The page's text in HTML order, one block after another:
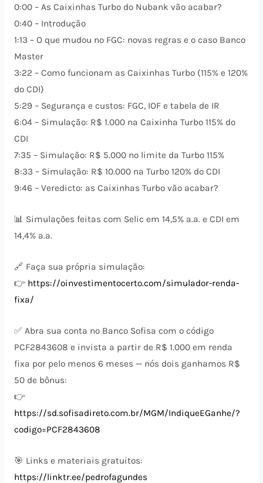
0:00 – As Caixinhas Turbo do Nubank vão acabar?
0:40 – Introdução
1:13 – O que mudou no FGC: novas regras e o caso Banco
Master
3:22 – Como funcionam as Caixinhas Turbo (115% e 120%
do CDI)
5:29 – Segurança e custos: FGC, IOF e tabela de IR
6:04 – Simulação: R$ 1.000 na Caixinha Turbo 115% do
CDI
7:35 – Simulação: R$ 5.000 no limite da Turbo 115%
8:33 – Simulação: R$ 10.000 na Turbo 120% do CDI
9:46 – Veredicto: as Caixinhas Turbo vão acabar?
📊 Simulações feitas com Selic em 14,5% a.a. e CDI em
14,4% a.a.
🔗 Faça sua própria simulação:
👉 https://oinvestimentocerto.com/simulador-renda-
fixa/
✅ Abra sua conta no Banco Sofisa com o código
PCF2843608 e invista a partir de R$ 1.000 em renda
fixa por pelo menos 6 meses — nós dois ganhamos R$
50 de bônus:
👉
https://sd.sofisadireto.com.br/MGM/IndiqueEGanhe/?
codigo=PCF2843608
🎯 Links e materiais gratuitos:
https://linktr.ee/pedrofagundes